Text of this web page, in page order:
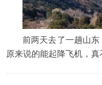
前两天去了一趟山东
原来说的能起降飞机，